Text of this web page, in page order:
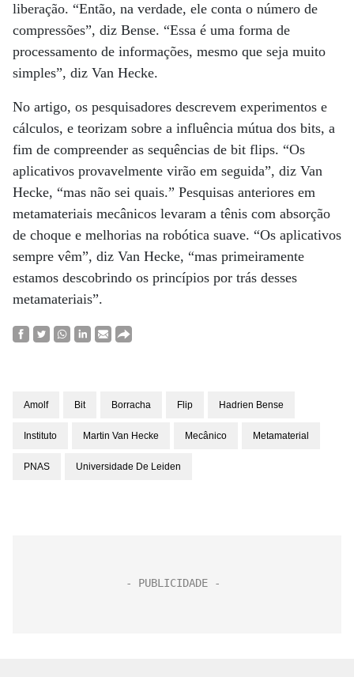
liberação. “Então, na verdade, ele conta o número de
compressões”, diz Bense. “Essa é uma forma de
processamento de informações, mesmo que seja muito
simples”, diz Van Hecke.
No artigo, os pesquisadores descrevem experimentos e
cálculos, e teorizam sobre a influência mútua dos bits, a
fim de compreender as sequências de bit flips. “Os
aplicativos provavelmente virão em seguida”, diz Van
Hecke, “mas não sei quais.” Pesquisas anteriores em
metamateriais mecânicos levaram a tênis com absorção
de choque e melhorias na robótica suave. “Os aplicativos
sempre vêm”, diz Van Hecke, “mas primeiramente
estamos descobrindo os princípios por trás desses
metamateriais”.
Amolf Bit Borracha Flip Hadrien Bense
Instituto Martin Van Hecke Mecânico Metamaterial
PNAS Universidade De Leiden